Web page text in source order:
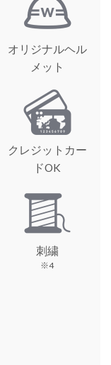
オリジナルヘル
メット
クレジットカー
ドOK
刺繍
※4